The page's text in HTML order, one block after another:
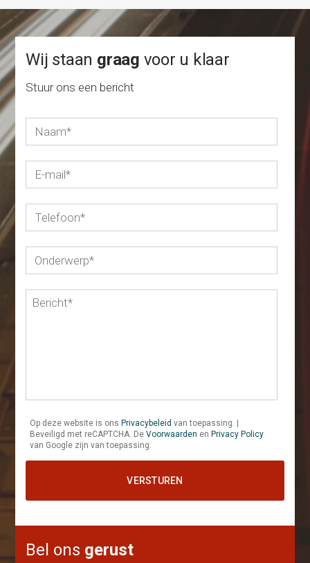
Wij staan graag voor u klaar
Stuur ons een bericht
Op deze website is onsPrivacybeleid van toepassing. |
Beveiligd met reCAPTCHA. DeVoorwaarden enPrivacy Policy
van Google zijn van toepassing.
Bel ons gerust